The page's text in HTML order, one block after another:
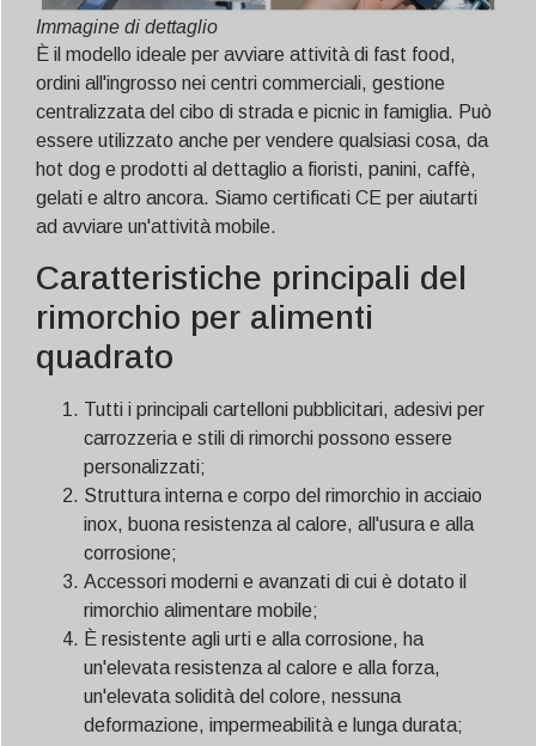
Immagine di dettaglio
È il modello ideale per avviare attività di fast food,
ordini all'ingrosso nei centri commerciali, gestione
centralizzata del cibo di strada e picnic in famiglia. Può
essere utilizzato anche per vendere qualsiasi cosa, da
hot dog e prodotti al dettaglio a fioristi, panini, caffè,
gelati e altro ancora. Siamo certificati CE per aiutarti
ad avviare un'attività mobile.
Caratteristiche principali del
rimorchio per alimenti
quadrato
Tutti i principali cartelloni pubblicitari, adesivi per
carrozzeria e stili di rimorchi possono essere
personalizzati;
Struttura interna e corpo del rimorchio in acciaio
inox, buona resistenza al calore, all'usura e alla
corrosione;
Accessori moderni e avanzati di cui è dotato il
rimorchio alimentare mobile;
È resistente agli urti e alla corrosione, ha
un'elevata resistenza al calore e alla forza,
un'elevata solidità del colore, nessuna
deformazione, impermeabilità e lunga durata;